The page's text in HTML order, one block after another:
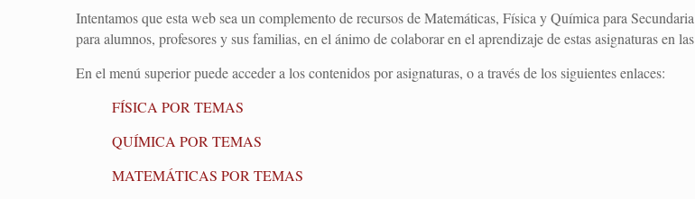
Intentamos que esta web sea un complemento de recursos de Matemáticas, Física y Química para
para alumnos, profesores y sus familias, en el ánimo de colaborar en el aprendizaje de estas asignaturas en
En el menú superior puede acceder a los contenidos por asignaturas, o a través de los siguientes enlaces:
FÍSICA POR TEMAS
QUÍMICA POR TEMAS
MATEMÁTICAS POR TEMAS